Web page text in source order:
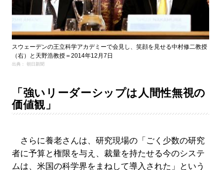
スウェーデンの王立科学アカデミーで会見し、笑顔を見せる中村修二教授
（右）と天野浩教授＝2014年12月7日
出典： 朝日新聞
「強いリーダーシップは人間性無視の
価値観」
さらに養老さんは、研究現場の「ごく少数の研究
者に予算と権限を与え、裁量を持たせる今のシステ
ムは、米国の科学界をまねして導入された」という